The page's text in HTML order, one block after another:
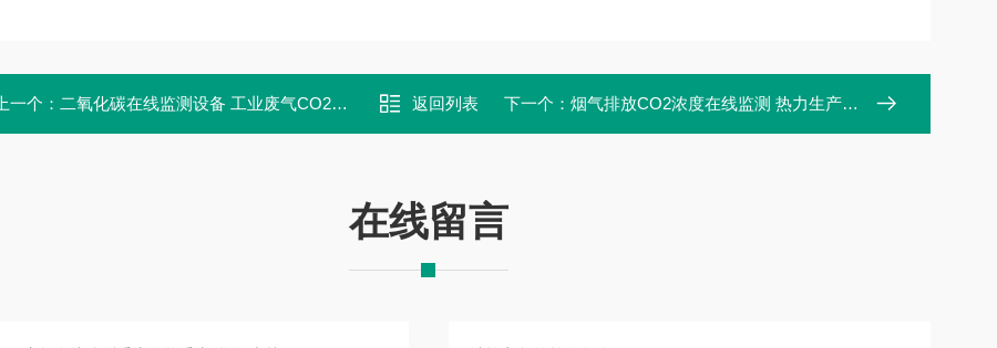
上一个： 二氧化碳在线监测设备 工业废气CO2实时在线监测 返回列表 下一个： 烟气排放CO2浓度在线监测 热力生产业大气碳排放监测系统
在线留言